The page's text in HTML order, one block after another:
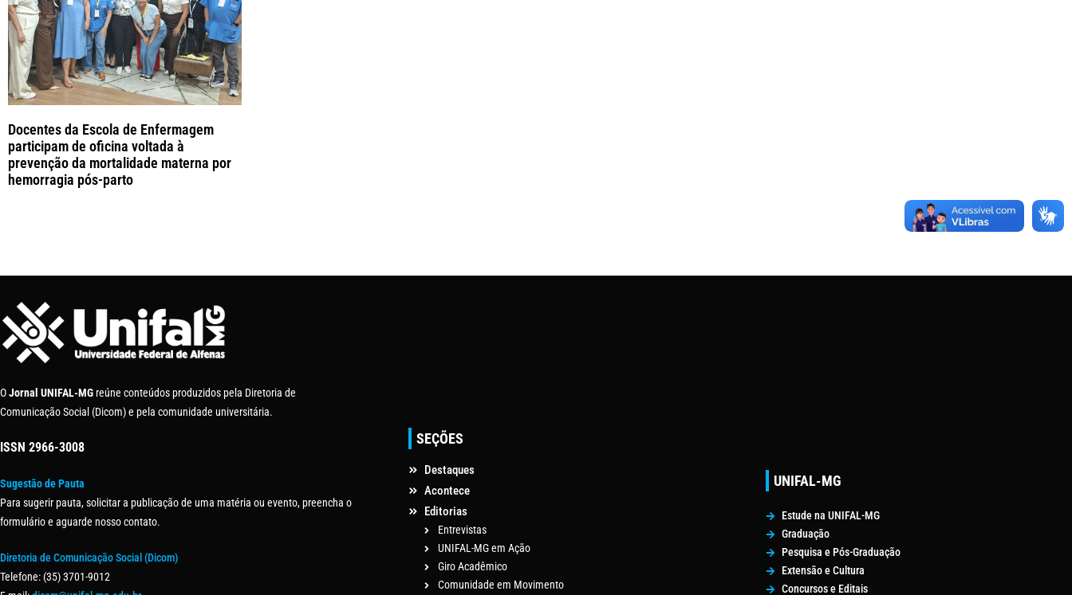
Docentes da Escola de Enfermagem
participam de oficina voltada à
prevenção da mortalidade materna por
hemorragia pós-parto
OJornal UNIFAL-MG reúne conteúdos produzidos pela Diretoria de
Comunicação Social (Dicom) e pela comunidade universitária.
ISSN 2966-3008
Sugestão de Pauta
Para sugerir pauta, solicitar a publicação de uma matéria ou evento, preencha o
formulário e aguarde nosso contato.
Diretoria de Comunicação Social (Dicom)
Telefone: (35) 3701-9012
SEÇÕES
Destaques
Acontece
Editorias
Entrevistas
UNIFAL-MG em Ação
Giro Acadêmico
Comunidade em Movimento
UNIFAL-MG
Estude na UNIFAL-MG
Graduação
Pesquisa e Pós-Graduação
Extensão e Cultura
Concursos e Editais